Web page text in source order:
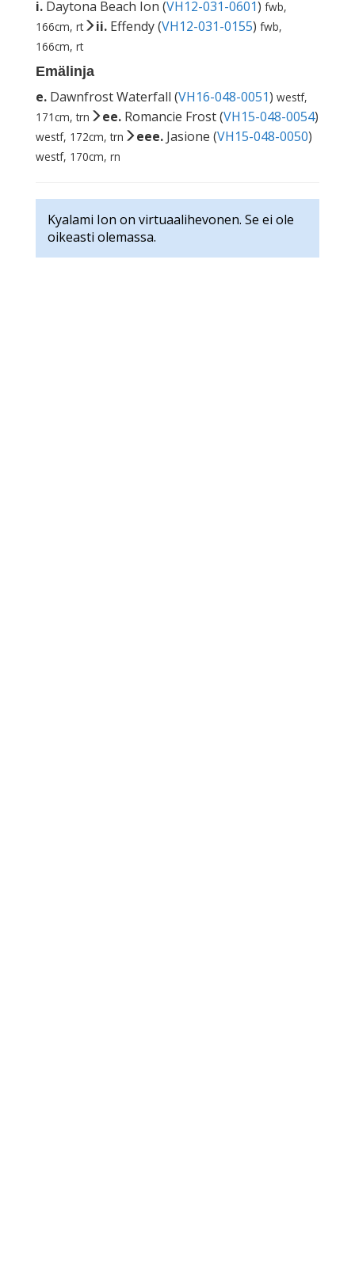
i. Daytona Beach Ion (VH12-031-0601) fwb,
166cm, rt
ii. Effendy (VH12-031-0155) fwb,
166cm, rt
Emälinja
e. Dawnfrost Waterfall (VH16-048-0051) westf,
171cm, trn
ee. Romancie Frost (VH15-048-0054)
westf, 172cm, trn eee. Jasione (VH15-048-0050)
westf, 170cm, rn
Kyalami Ion on virtuaalihevonen. Se ei ole
oikeasti olemassa.